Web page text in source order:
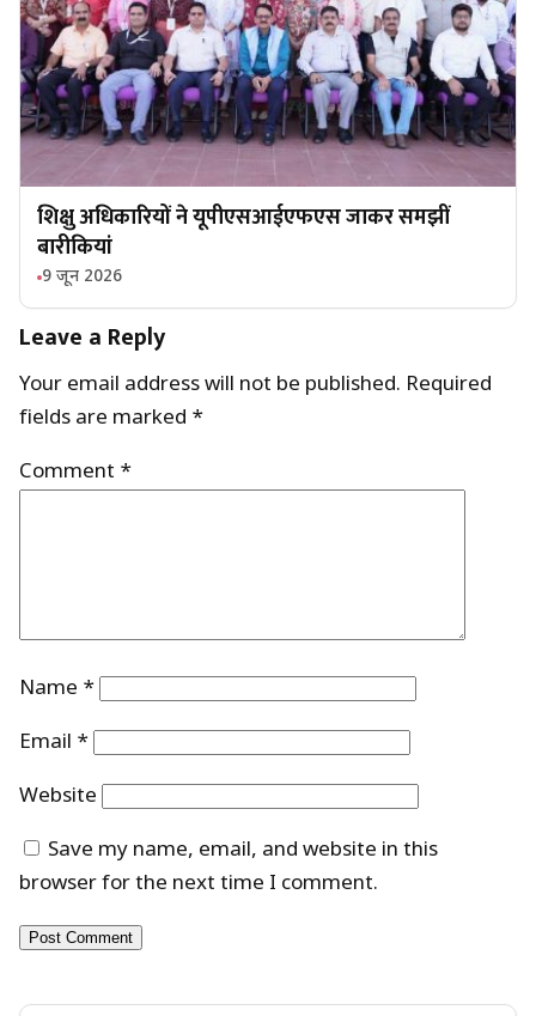
शिक्षु अधिकारियों ने यूपीएसआईएफएस जाकर समझीं
बारीकियां
9 जून 2026
Leave a Reply
Your email address will not be published. Required
fields are marked *
Comment *
Name *
Email *
Website
Save my name, email, and website in this
browser for the next time I comment.